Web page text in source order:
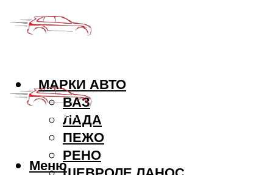
МАРКИ АВТО
ВАЗ
ЛАДА
ПЕЖО
РЕНО
Меню